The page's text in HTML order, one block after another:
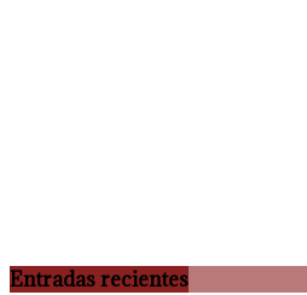
Entradas recientes